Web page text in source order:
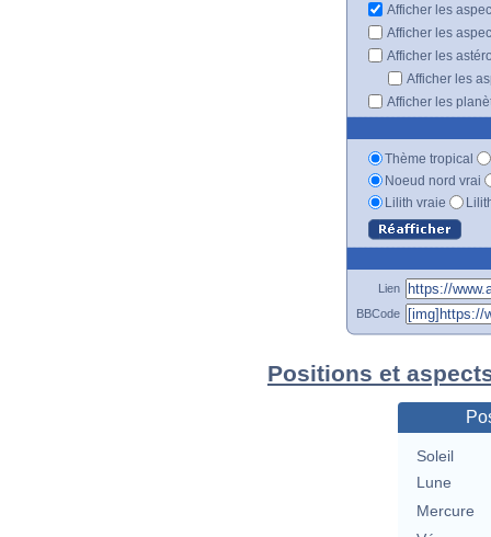
Afficher les
Afficher les
Afficher les
Afficher les
Afficher les
Thème tropical
Noeud nord vrai
Lilith vraie
Lien
BBCode
Positions et
Soleil
Lune
Mercure